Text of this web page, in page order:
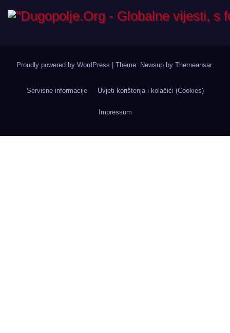
Proudly powered by WordPress Theme: Newsup by Themeansar.
Servisne informacije Uvjeti korištenja i kolačići (Cookies)
Impressum